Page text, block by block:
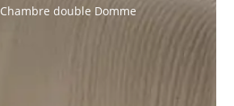
Chambre double Domme